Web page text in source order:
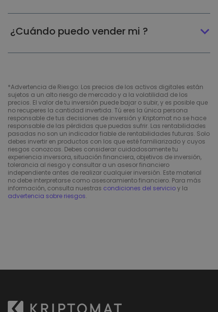
¿Cuándo puedo vender mi ?
*Advertencia de Riesgo: Los precios de los activos digitales están
sujetos a un alto riesgo de mercado y a la volatilidad de los
precios. El valor de tu inversión puede bajar o subir, y es posible que
no recuperes la cantidad invertida. Tú eres la única persona
responsable de tus decisiones de inversión y Kriptomat no se hace
responsable de las pérdidas que puedas sufrir. Las rentabilidades
pasadas no son un indicador fiable de rentabilidades futuras. Solo
debes invertir en productos con los que esté familiarizado y cuyos
riesgos conozcas. Debes considerar cuidadosamente tu
experiencia inversora, situación financiera, objetivos de inversión,
tolerancia al riesgo y consultar a un asesor financiero
independiente antes de realizar cualquier inversión. Este material
no debe interpretarse como asesoramiento financiero. Para más
información, consulta nuestras condiciones del servicioy la
advertencia sobre riesgos.